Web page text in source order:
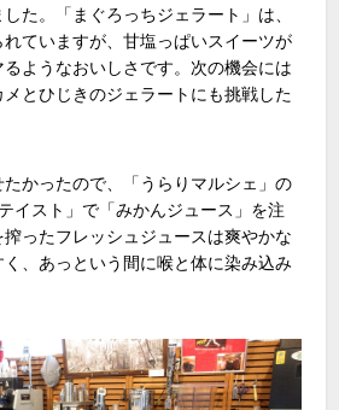
た。「まぐろっちジェラート」は、
ていますが、甘塩っぱいスイーツが
ようなおいしさです。次の機会には
とひじきのジェラートにも挑戦した
かったので、「うらりマルシェ」の
イスト」で「みかんジュース」を注
ったフレッシュジュースは爽やかな
、あっという間に喉と体に染み込み